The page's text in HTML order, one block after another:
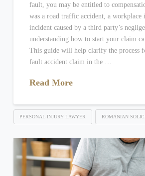
fault, you may be entitled to
was a road traffic accident, a workplace
incident caused by a third party’s
understanding how to start your claim
This guide will help clarify the process
fault accident claim in the …
Read More
PERSONAL INJURY LAWYER ROMANIAN